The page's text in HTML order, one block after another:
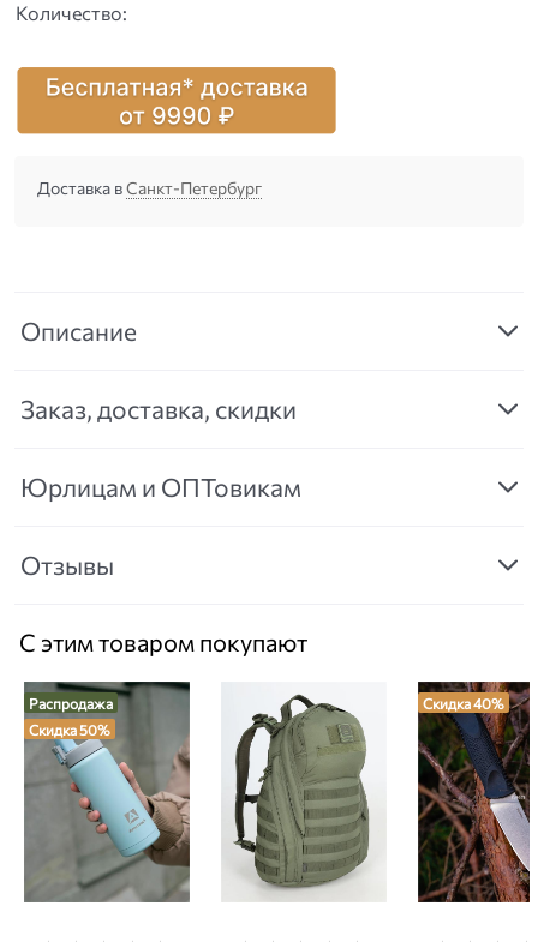
Количество:
Доставка вСанкт-Петербург
Описание
Заказ, доставка, скидки
Юрлицам и ОПТовикам
Отзывы
С этим товаром покупают
Распродажа
Скидка 50%
Скидка 40%